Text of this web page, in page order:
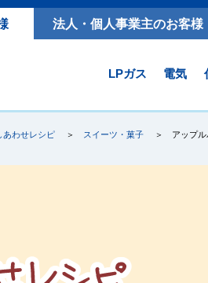
法人・個人事業主のお客様
LPガス 電気
あわせレシピ スイーツ・菓子 アップ